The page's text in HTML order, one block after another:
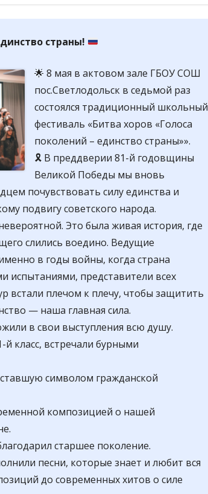
СТАНДАРТЫ И
страны!
🌟 8 мая в актовом зале ГБОУ СОШ
пос.Светлодольск в седьмой раз
состоялся традиционный школьный
фестиваль «Битва хоров «Голоса
поколений – единство страны»».
🎗 В преддверии 81-й годовщины
Великой Победы мы вновь
почувствовать силу единства и
подвигу советского народа.
Это была живая история, где
слились воедино. Ведущие
в годы войны, когда страна
испытаниями, представители всех
встали плечом к плечу, чтобы защитить
— наша главная сила.
в свои выступления всю душу.
класс, встречали бурными
ставшую символом гражданской
композицией о нашей
старшее поколение.
песни, которые знает и любит вся
до современных хитов о силе